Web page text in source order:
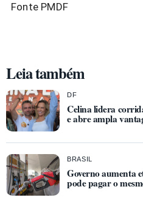
Fonte PMDF
Leia também
DF
Celina lidera
e abre ampla
BRASIL
Governo aumenta
pode pagar o